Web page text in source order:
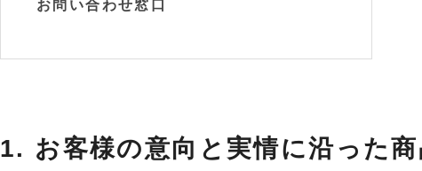
お問い合わせ窓口
1. お客様の意向と実情に沿った商